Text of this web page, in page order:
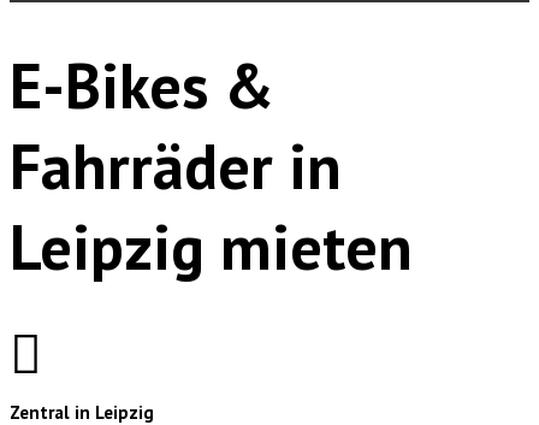
E-Bikes &
Fahrräder in
Leipzig mieten
Zentral in Leipzig